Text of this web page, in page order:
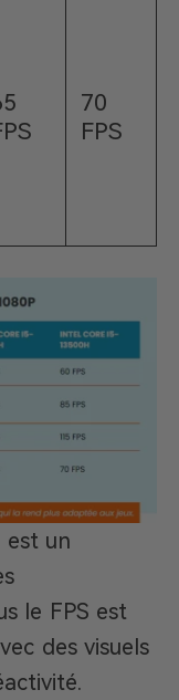
70
FPS
est un
le FPS est
des visuels